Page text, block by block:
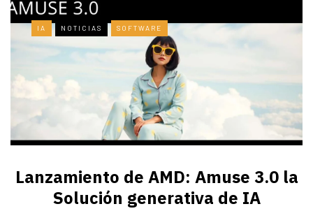
IA NOTICIAS SOFTWARE
Lanzamiento de AMD: Amuse 3.0 la
Solución generativa de IA